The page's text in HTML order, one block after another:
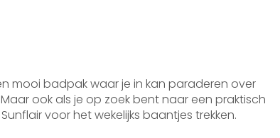
mooi badpak waar je in kan paraderen over
ook als je op zoek bent naar een praktisch
voor het wekelijks baantjes trekken.